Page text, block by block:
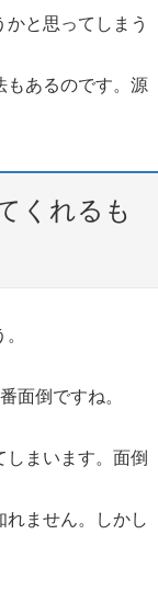
と思ってしまう
もあるのです。源
くれるも
面倒ですね。
まいます。面倒
ません。しかし